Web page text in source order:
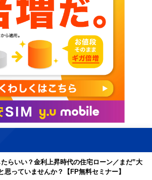
たらいい？金利上昇時代の住宅ローン／まだ”大
思っていませんか？【FP無料セミナー】